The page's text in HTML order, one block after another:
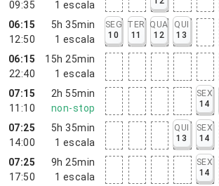
09:35
1 escala
06:15
12:50
5h 35min
1 escala
SEG
10
TER
11
QUA
12
QUI
13
06:15
22:40
15h 25min
1 escala
07:15
11:10
2h 55min
non-stop
SEX
14
07:25
14:00
5h 35min
1 escala
QUI
13
SEX
14
07:25
17:50
9h 25min
1 escala
SEX
14